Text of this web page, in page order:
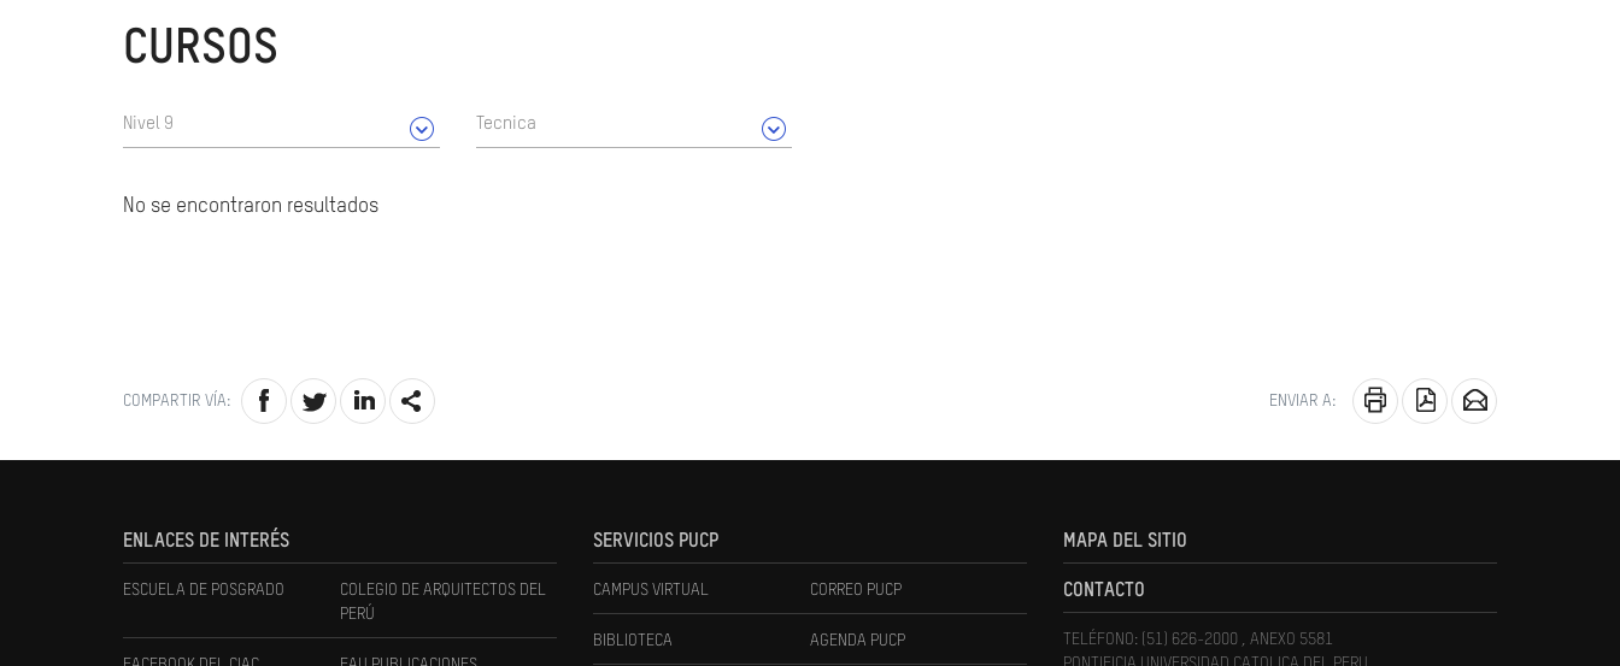
CURSOS
Nivel 9 Tecnica
No se encontraron resultados
COMPARTIR VÍA: ENVIAR A:
ENLACES DE INTERÉS
ESCUELA DE POSGRADO
COLEGIO DE ARQUITECTOS DEL
PERÚ
SERVICIOS PUCP
CAMPUS VIRTUAL CORREO PUCP
BIBLIOTECA AGENDA PUCP
MAPA DEL SITIO
CONTACTO
TELÉFONO: (51) 626-2000 , ANEXO 5581